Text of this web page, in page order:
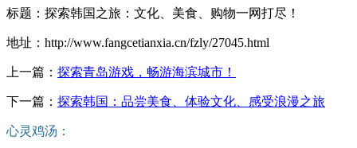
标题：探索韩国之旅：文化、美食、购物一网打尽！
地址：http://www.fangcetianxia.cn/fzly/27045.html
上一篇： 探索青岛游戏，畅游海滨城市！
下一篇： 探索韩国：品尝美食、体验文化、感受浪漫之旅
心灵鸡汤：